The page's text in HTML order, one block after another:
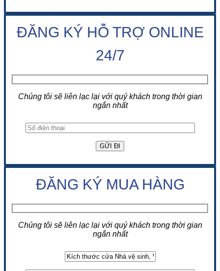
ĐĂNG KÝ HỖ TRỢ ONLINE
24/7
Chúng tôi sẽ liên lạc lại với quý khách trong thời gian
ngắn nhất
ĐĂNG KÝ MUA HÀNG
Chúng tôi sẽ liên lạc lại với quý khách trong thời gian
ngắn nhất